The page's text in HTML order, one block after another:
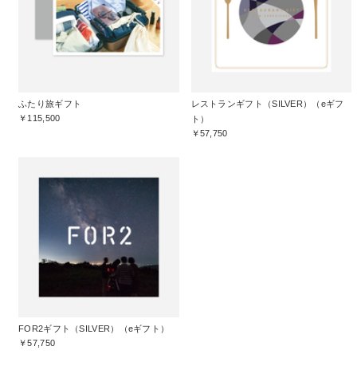
ふたり旅ギフト
￥115,500
レストランギフト（SILVER）（eギフ
ト）
￥57,750
FOR2ギフト（SILVER）（eギフト）
￥57,750